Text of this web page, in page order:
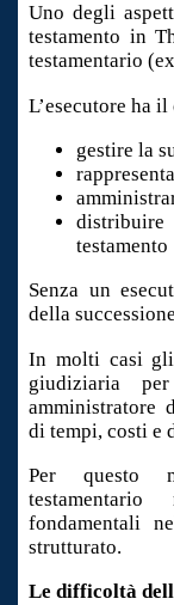
Uno degli
testamento in
testamentario
L’esecutore ha
gestire la
testamento
Senza un
della
In molti casi gli
giudiziaria
amministratore
di tempi, costi e
Per questo
fondamentali
strutturato.
Le difficoltà